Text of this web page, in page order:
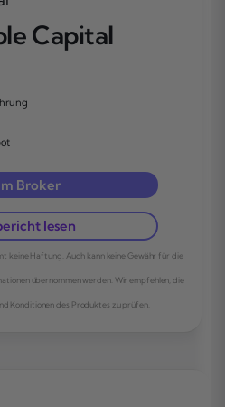
Capital
Broker
lesen
keine Haftung. Auch kann keine Gewähr für die
übernommen werden. Wir empfehlen, die
Konditionen des Produktes zu prüfen.